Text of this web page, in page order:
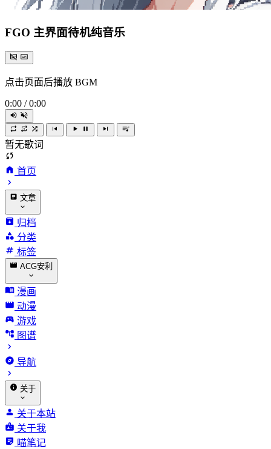
FGO 主界面待机纯音乐
点击页面后播放 BGM
0:00 / 0:00
暂无歌词
首页
文章
归档
分类
标签
ACG安利
漫画
动漫
游戏
图谱
导航
关于
关于本站
关于我
喵笔记